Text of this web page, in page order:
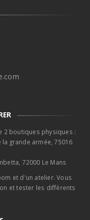
2 boutiques physiques :
grande armée, 75016
72000 Le Mans
et d'un atelier. Vous
et tester les différents